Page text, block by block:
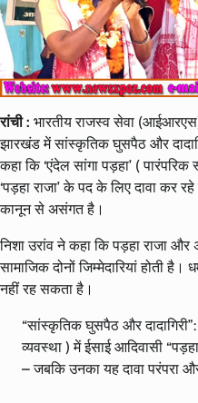
रांची : भारतीय राजस्व सेवा
झारखंड में सांस्कृतिक घुसपैठ और
कहा कि ‘एंदेल सांगा पड़हा’ (
‘पड़हा राजा’ के पद के लिए दावा कर
कानून से असंगत है।
निशा उरांव ने कहा कि पड़हा राजा और
सामाजिक दोनों जिम्मेदारियां होती है।
नहीं रह सकता है।
“सांस्कृतिक घुसपैठ और
व्यवस्था ) में ईसाई आदिवासी
– जबकि उनका यह दावा परंपरा